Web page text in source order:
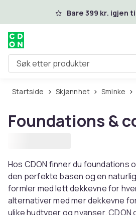
Hopp til hovedinnhold
Bare 399 kr. igjen
Søk etter produkter
Startside Skjønnhet Sminke
Foundations &
Hos CDON finner du foundations
den perfekte basen og en
formler med lett dekkevne for
alternativer med mer dekkevne
ulike hudtyper og nyanser.